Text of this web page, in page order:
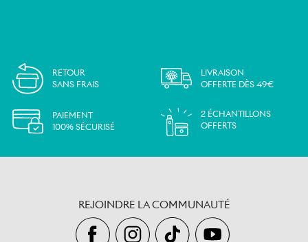
RETOUR
SANS FRAIS
LIVRAISON
OFFERTE DÈS 49€
PAIEMENT
100% SÉCURISÉ
2 ÉCHANTILLONS
OFFERTS
REJOINDRE LA COMMUNAUTÉ